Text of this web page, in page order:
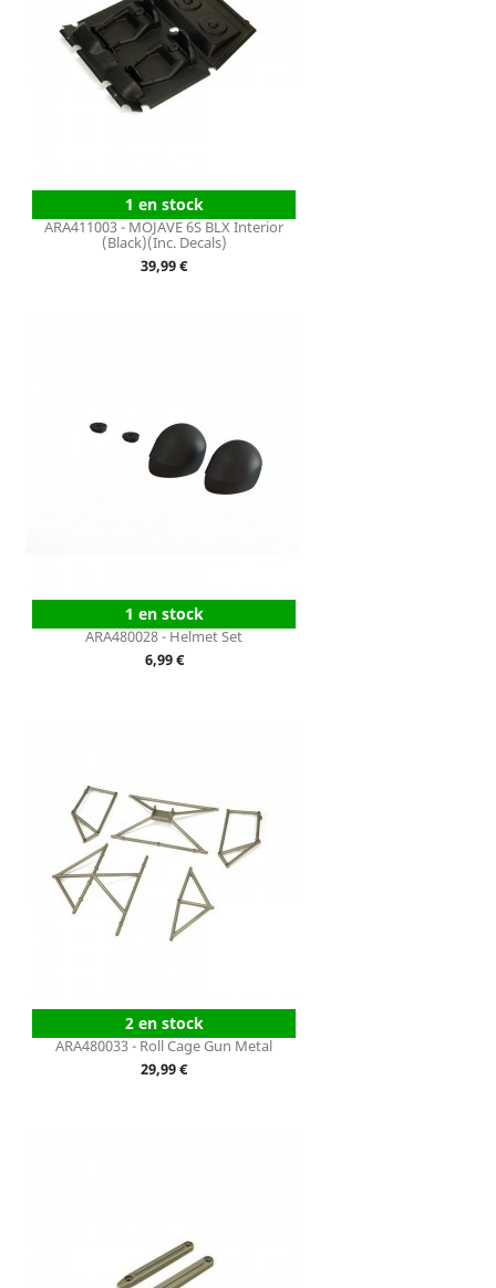
1 en stock
ARA411003 - MOJAVE 6S BLX Interior
(Black)(Inc. Decals)
Prix
39,99 €
1 en stock
ARA480028 - Helmet Set
Prix
6,99 €
2 en stock
ARA480033 - Roll Cage Gun Metal
Prix
29,99 €